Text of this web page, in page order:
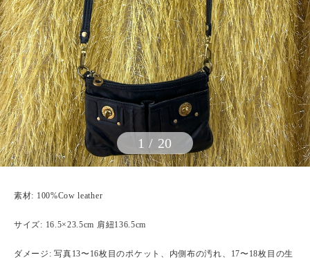
1 / 20
素材: 100%Cow leather
サイズ: 16.5×23.5cm 肩紐136.5cm
ダメージ: 写真13〜16枚目のポケット、内側布の汚れ、17〜18枚目の生